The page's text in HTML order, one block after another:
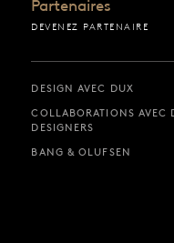
Partenaires
DEVENEZ PARTENAIRE
DESIGN AVEC DUX
COLLABORATIONS AVEC
DESIGNERS
BANG & OLUFSEN